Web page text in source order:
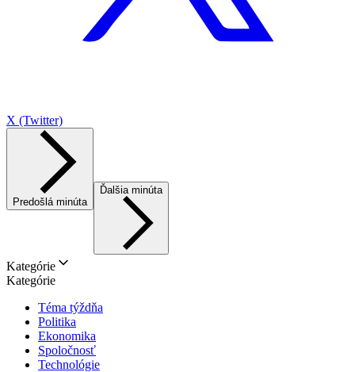
X (Twitter)
Predošlá minúta
Ďalšia minúta
Kategórie
Kategórie
Téma týždňa
Politika
Ekonomika
Spoločnosť
Technológie